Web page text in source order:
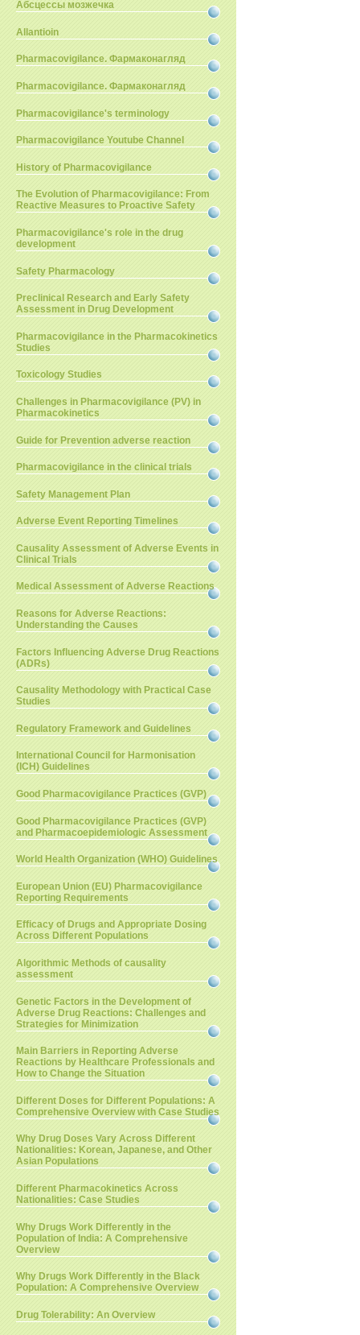
Абсцессы мозжечка
Allantioin
Pharmacovigilance. Фармаконагляд
Pharmacovigilance. Фармаконагляд
Pharmacovigilance's terminology
Pharmacovigilance Youtube Channel
History of Pharmacovigilance
The Evolution of Pharmacovigilance: From
Reactive Measures to Proactive Safety
Pharmacovigilance's role in the drug
development
Safety Pharmacology
Preclinical Research and Early Safety
Assessment in Drug Development
Pharmacovigilance in the Pharmacokinetics
Studies
Toxicology Studies
Challenges in Pharmacovigilance (PV) in
Pharmacokinetics
Guide for Prevention adverse reaction
Pharmacovigilance in the clinical trials
Safety Management Plan
Adverse Event Reporting Timelines
Causality Assessment of Adverse Events in
Clinical Trials
Medical Assessment of Adverse Reactions
Reasons for Adverse Reactions:
Understanding the Causes
Factors Influencing Adverse Drug Reactions
(ADRs)
Causality Methodology with Practical Case
Studies
Regulatory Framework and Guidelines
International Council for Harmonisation
(ICH) Guidelines
Good Pharmacovigilance Practices (GVP)
Good Pharmacovigilance Practices (GVP)
and Pharmacoepidemiologic Assessment
World Health Organization (WHO) Guidelines
European Union (EU) Pharmacovigilance
Reporting Requirements
Efficacy of Drugs and Appropriate Dosing
Across Different Populations
Algorithmic Methods of causality
assessment
Genetic Factors in the Development of
Adverse Drug Reactions: Challenges and
Strategies for Minimization
Main Barriers in Reporting Adverse
Reactions by Healthcare Professionals and
How to Change the Situation
Different Doses for Different Populations: A
Comprehensive Overview with Case Studies
Why Drug Doses Vary Across Different
Nationalities: Korean, Japanese, and Other
Asian Populations
Different Pharmacokinetics Across
Nationalities: Case Studies
Why Drugs Work Differently in the
Population of India: A Comprehensive
Overview
Why Drugs Work Differently in the Black
Population: A Comprehensive Overview
Drug Tolerability: An Overview